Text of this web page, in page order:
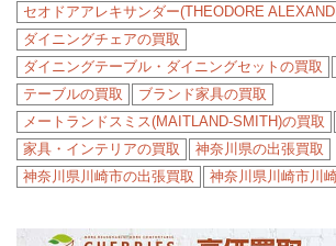
セオドアアレキサンダー(THEODORE
ダイニングチェアの買取
ダイニングテーブル・ダイニングセットの買取
テーブルの買取
ブランド家具の買取
メートランドスミス(MAITLAND-SMITH)の買取
家具・インテリアの買取
神奈川県の出張買取
神奈川県川崎市の出張買取
神奈川県川崎市川